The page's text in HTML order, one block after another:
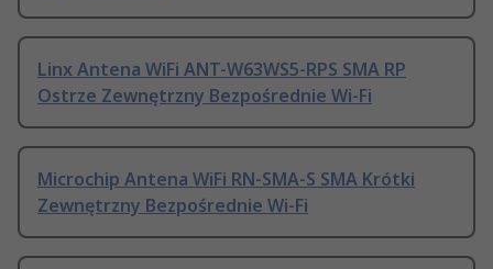
Linx Antena WiFi ANT-W63WS5-RPS SMA RP
Ostrze Zewnętrzny Bezpośrednie Wi-Fi
Microchip Antena WiFi RN-SMA-S SMA Krótki
Zewnętrzny Bezpośrednie Wi-Fi